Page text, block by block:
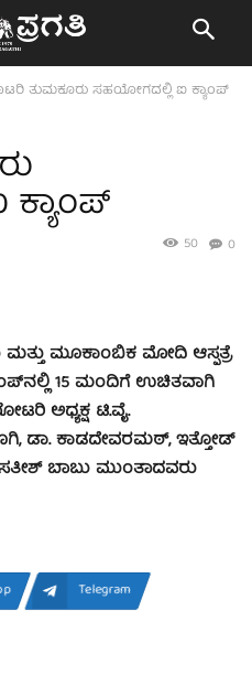
ತುಮಕೂರು ಸಹಯೋಗದಲ್ಲಿ ಐ ಕ್ಯಾಂಪ್‍
0
50
ಮೂಕಾಂಬಿಕ ಮೋದಿ ಆಸ್ಪತ್ರೆ
15 ಮಂದಿಗೆ ಉಚಿತವಾಗಿ
ಅಧ್ಯಕ್ಷ ಟಿ.ವೈ.
ಡಾ. ಕಾಡದೇವರಮಠ್, ಇತ್ತೋಡ್
ಬಾಬು ಮುಂತಾದವರು
Telegram